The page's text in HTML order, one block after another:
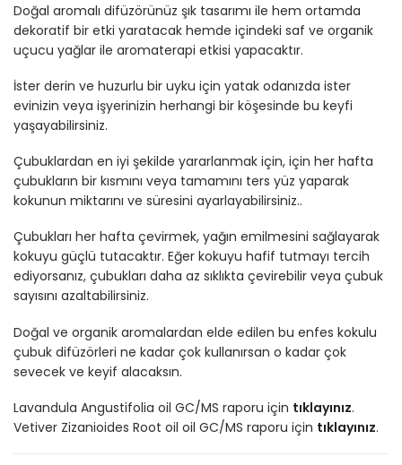
Doğal aromalı difüzörünüz şık tasarımı ile hem ortamda
dekoratif bir etki yaratacak hemde içindeki saf ve organik
uçucu yağlar ile aromaterapi etkisi yapacaktır.
İster derin ve huzurlu bir uyku için yatak odanızda ister
evinizin veya işyerinizin herhangi bir köşesinde bu keyfi
yaşayabilirsiniz.
Çubuklardan en iyi şekilde yararlanmak için, için her hafta
çubukların bir kısmını veya tamamını ters yüz yaparak
kokunun miktarını ve süresini ayarlayabilirsiniz..
Çubukları her hafta çevirmek, yağın emilmesini sağlayarak
kokuyu güçlü tutacaktır. Eğer kokuyu hafif tutmayı tercih
ediyorsanız, çubukları daha az sıklıkta çevirebilir veya çubuk
sayısını azaltabilirsiniz.
Doğal ve organik aromalardan elde edilen bu enfes kokulu
çubuk difüzörleri ne kadar çok kullanırsan o kadar çok
sevecek ve keyif alacaksın.
Lavandula Angustifolia oil GC/MS raporu için tıklayınız.
Vetiver Zizanioides Root oil oil GC/MS raporu için tıklayınız.